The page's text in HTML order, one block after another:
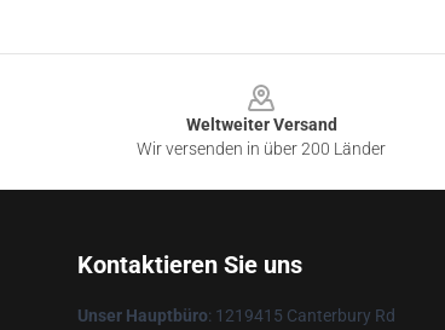
Weltweiter Versand
Wir versenden in über 200 Länder
Kontaktieren Sie uns
Unser Hauptbüro: 1219415 Canterbury Rd